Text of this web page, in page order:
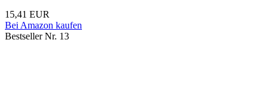
15,41 EUR
Bei Amazon kaufen
Bestseller Nr. 13